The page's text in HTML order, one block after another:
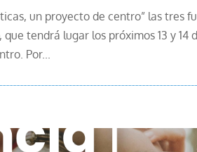
un proyecto de centro” las tres
tendrá lugar los próximos 13 y 14
Por...